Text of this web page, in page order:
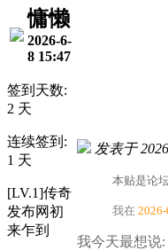
慵懒
2026-6-
8 15:47
签到天数:
2 天
连续签到:
1 天
[LV.1]传奇
发布网初
来乍到
发表于
本贴是论
我在
我今天最想说: